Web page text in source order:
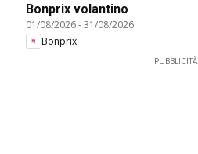
Bonprix volantino
01/08/2026-31/08/2026
Bonprix
PUBBLICITÀ